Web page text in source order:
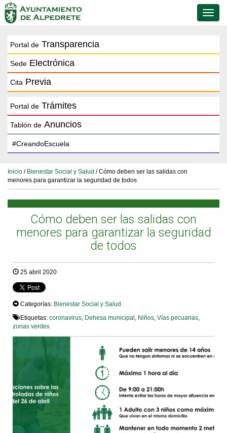
de
Portal de Transparencia
Sede Electrónica
Cita Previa
Portal de Trámites
Tablón de Anuncios
Inicio / Bienestar Social y Salud / Cómo deben ser las salidas con
menores para garantizar la seguridad de todos
Cómo deben ser las salidas con
menores para garantizar la seguridad
de todos
25 abril 2020
Categorías: Bienestar Social y Salud
Etiquetas: coronavirus Dehesa municipal Niños Vías pecuarias
zonas verdes